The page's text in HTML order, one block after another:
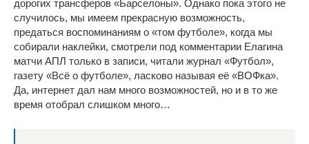
дорогих трансферов «Барселоны». Однако пока этого не
случилось, мы имеем прекрасную возможность,
предаться воспоминаниям о «том футболе», когда мы
собирали наклейки, смотрели под комментарии Елагина
матчи АПЛ только в записи, читали журнал «Футбол»,
газету «Всё о футболе», ласково называя её «ВОФка».
Да, интернет дал нам много возможностей, но и в то же
время отобрал слишком много…